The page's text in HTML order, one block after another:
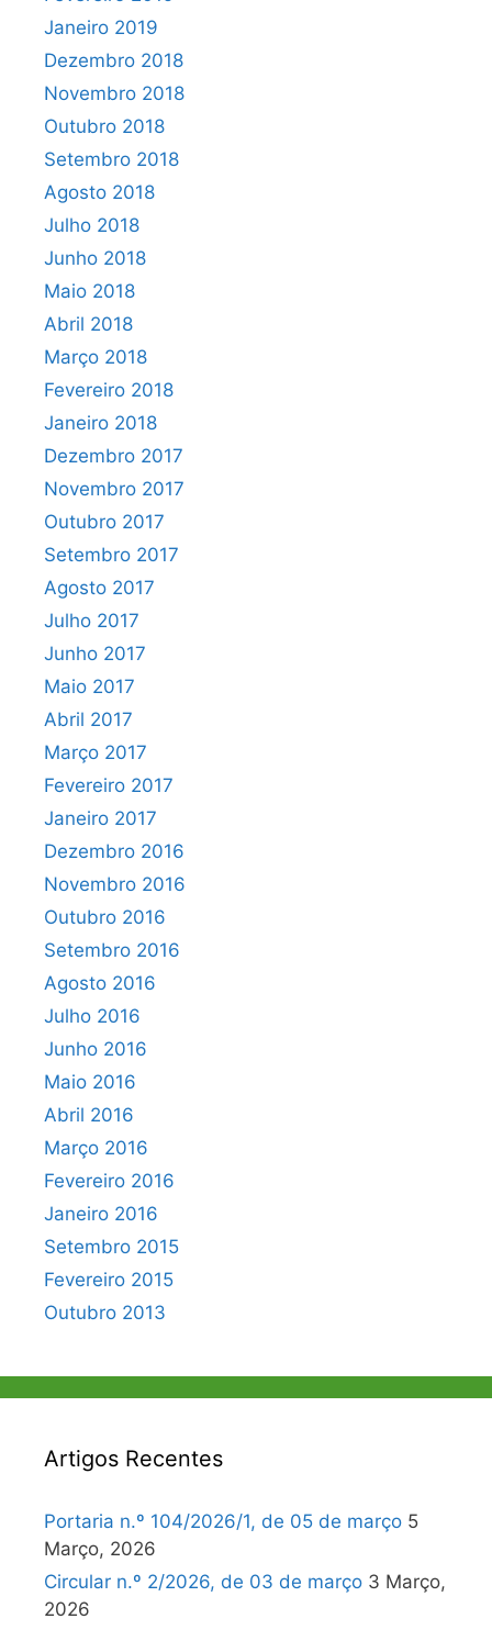
Janeiro 2019
Dezembro 2018
Novembro 2018
Outubro 2018
Setembro 2018
Agosto 2018
Julho 2018
Junho 2018
Maio 2018
Abril 2018
Março 2018
Fevereiro 2018
Janeiro 2018
Dezembro 2017
Novembro 2017
Outubro 2017
Setembro 2017
Agosto 2017
Julho 2017
Junho 2017
Maio 2017
Abril 2017
Março 2017
Fevereiro 2017
Janeiro 2017
Dezembro 2016
Novembro 2016
Outubro 2016
Setembro 2016
Agosto 2016
Julho 2016
Junho 2016
Maio 2016
Abril 2016
Março 2016
Fevereiro 2016
Janeiro 2016
Setembro 2015
Fevereiro 2015
Outubro 2013
Artigos Recentes
Portaria n.º 104/2026/1, de 05 de março 5
Março, 2026
Circular n.º 2/2026, de 03 de março 3 Março,
2026